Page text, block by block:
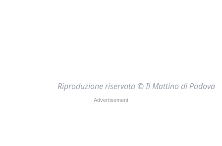
Riproduzione riservata © Il Mattino di Padova